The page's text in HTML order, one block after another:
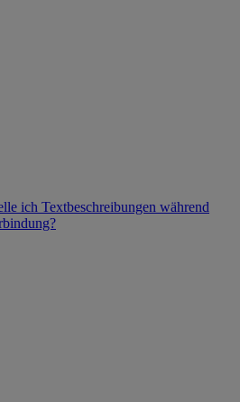
ich Textbeschreibungen während